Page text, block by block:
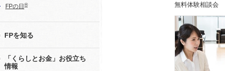
FPの日 ®
FPを知る
「くらしとお金」お役立ち
情報
無料体験相談会